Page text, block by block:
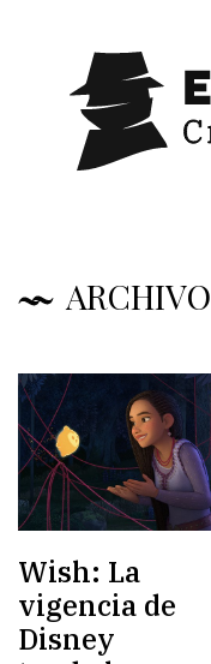
ARCHIVO
Wish: La
vigencia de
Disney